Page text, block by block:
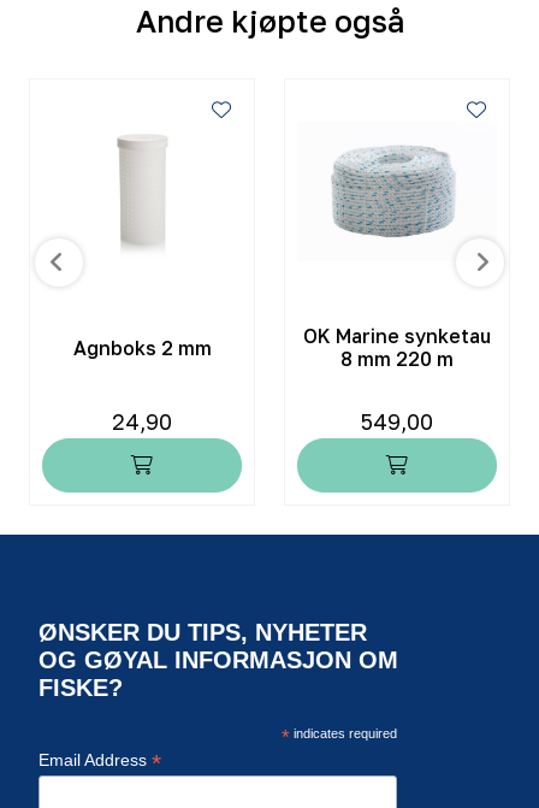
Andre kjøpte også
Agnboks 2 mm
24,90
OK Marine synketau
8 mm 220 m
549,00
ØNSKER DU TIPS, NYHETER
OG GØYAL INFORMASJON OM
FISKE?
*indicates required
Email Address *